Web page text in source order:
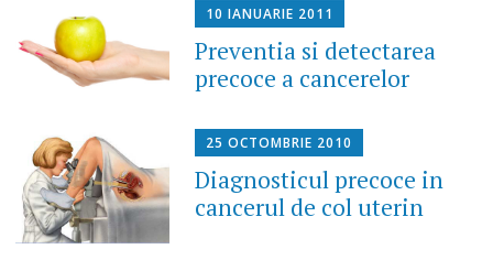
10 IANUARIE 2011
Preventia si detectarea
precoce a cancerelor
25 OCTOMBRIE 2010
Diagnosticul precoce in
cancerul de col uterin